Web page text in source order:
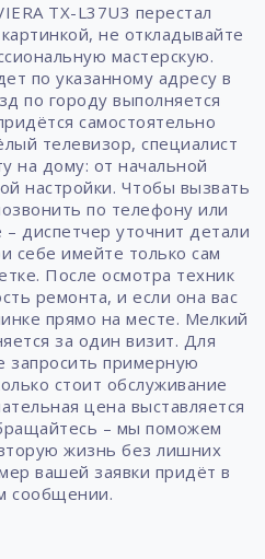
TX-L37U3 перестал
не откладывайте
мастерскую.
по указанному адресу в
по городу выполняется
самостоятельно
телевизор, специалист
на дому: от начальной
настройки. Чтобы вызвать
по телефону или
– диспетчер уточнит детали
себе имейте только сам
После осмотра техник
ремонта, и если она вас
прямо на месте. Мелкий
за один визит. Для
запросить примерную
стоит обслуживание
цена выставляется
– мы поможем
жизнь без лишних
вашей заявки придёт в
сообщении.